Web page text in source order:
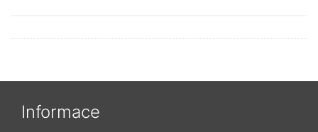
Informace